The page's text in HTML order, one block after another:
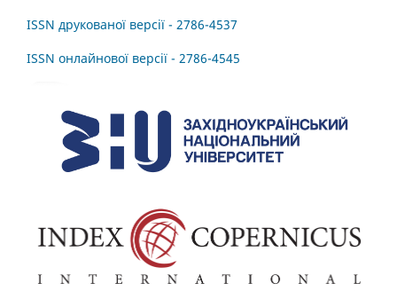
ISSN друкованої версії - 2786-4537
ISSN онлайнової версії - 2786-4545